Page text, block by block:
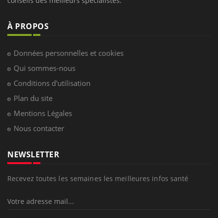
À PROPOS
Données personnelles et cookies
Qui sommes-nous
Conditions d'utilisation
Plan du site
Mentions Légales
Nous contacter
NEWSLETTER
Recevez toutes les semaines les meilleures infos santé